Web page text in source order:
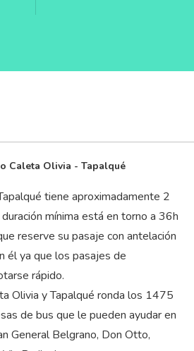
Caleta Olivia - Tapalqué
tiene aproximadamente 2
mínima está en torno a 36h
reserve su pasaje con antelación
él ya que los pasajes de
rápido.
Olivia y Tapalqué ronda los 1475
de bus que le pueden ayudar en
General Belgrano, Don Otto,